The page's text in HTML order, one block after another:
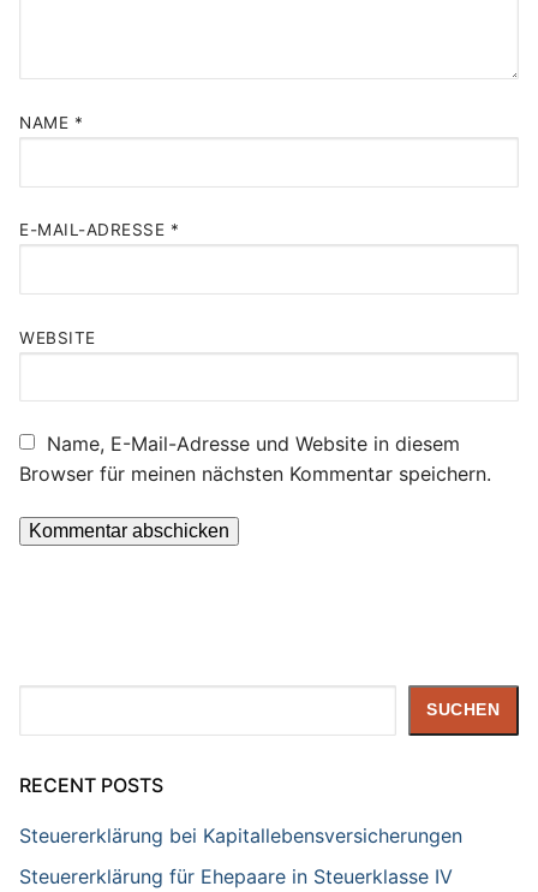
NAME *
E-MAIL-ADRESSE *
WEBSITE
Name, E-Mail-Adresse und Website in diesem
Browser für meinen nächsten Kommentar speichern.
SUCHEN
RECENT POSTS
Steuererklärung bei Kapitallebensversicherungen
Steuererklärung für Ehepaare in Steuerklasse IV